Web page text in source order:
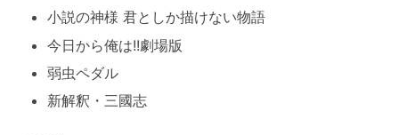
小説の神様 君としか描けない物語
今日から俺は!!劇場版
弱虫ペダル
新解釈・三國志